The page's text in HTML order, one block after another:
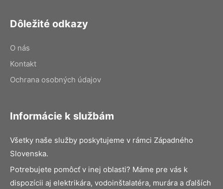
Dôležité odkazy
O nás
Kontakt
Ochrana osobných údajov
Informácie k službám
Všetky naše služby poskytujeme v rámci Západného
Slovenska.
Potrebujete pomôcť v inej oblasti? Máme pre vás k
dispozícii aj elektrikára, vodoinštalatéra, murára a ďalších